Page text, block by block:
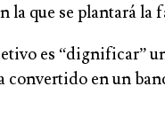
la que se plantará
es “dignificar”
en un